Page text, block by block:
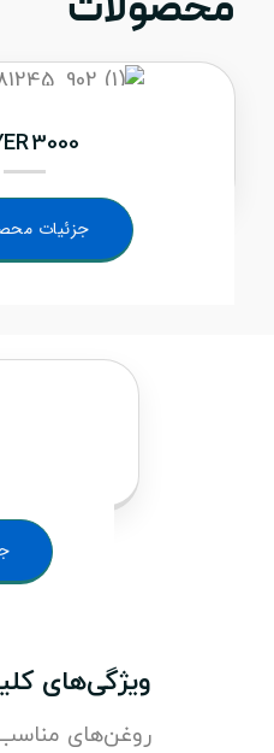
3000
جزئیات
ویژگی‌های
روغن‌های مناسب